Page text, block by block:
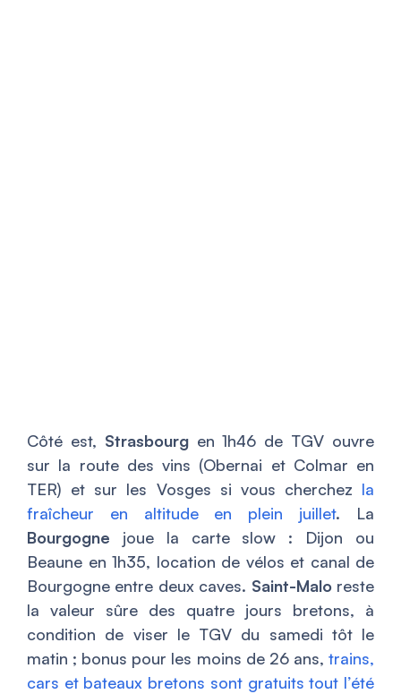
Côté est, Strasbourgen 1h46 de TGV ouvre
sur la route des vins (Obernai et Colmar en
TER) et sur les Vosges si vous cherchez la
fraîcheur en altitude en plein juillet. La
Bourgogne joue la carte slow : Dijon ou
Beaune en 1h35, location de vélos et canal de
Bourgogne entre deux caves. Saint-Maloreste
la valeur sûre des quatre jours bretons, à
condition de viser le TGV du samedi tôt le
matin ; bonus pour les moins de 26 ans, trains,
cars et bateaux bretons sont gratuits tout l’été